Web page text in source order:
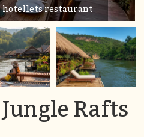
restaurant
Rafts